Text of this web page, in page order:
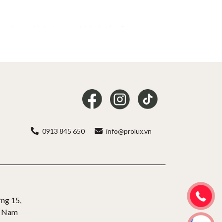
ra hiệu ứng ánh sáng mềm mại và
Số lượng chip LED dày và sát nhau
sáng trung tính (4000K).
0913 845 650 info@prolux.vn
15,
Nam